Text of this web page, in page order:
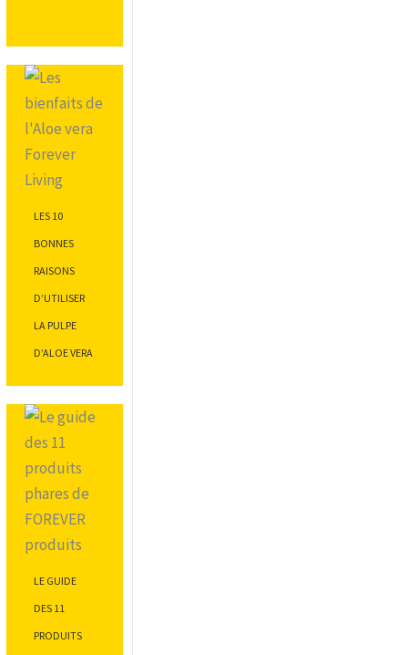
LES 10
BONNES
RAISONS
D’UTILISER
LA PULPE
D’ALOE VERA
LE GUIDE
DES 11
PRODUITS